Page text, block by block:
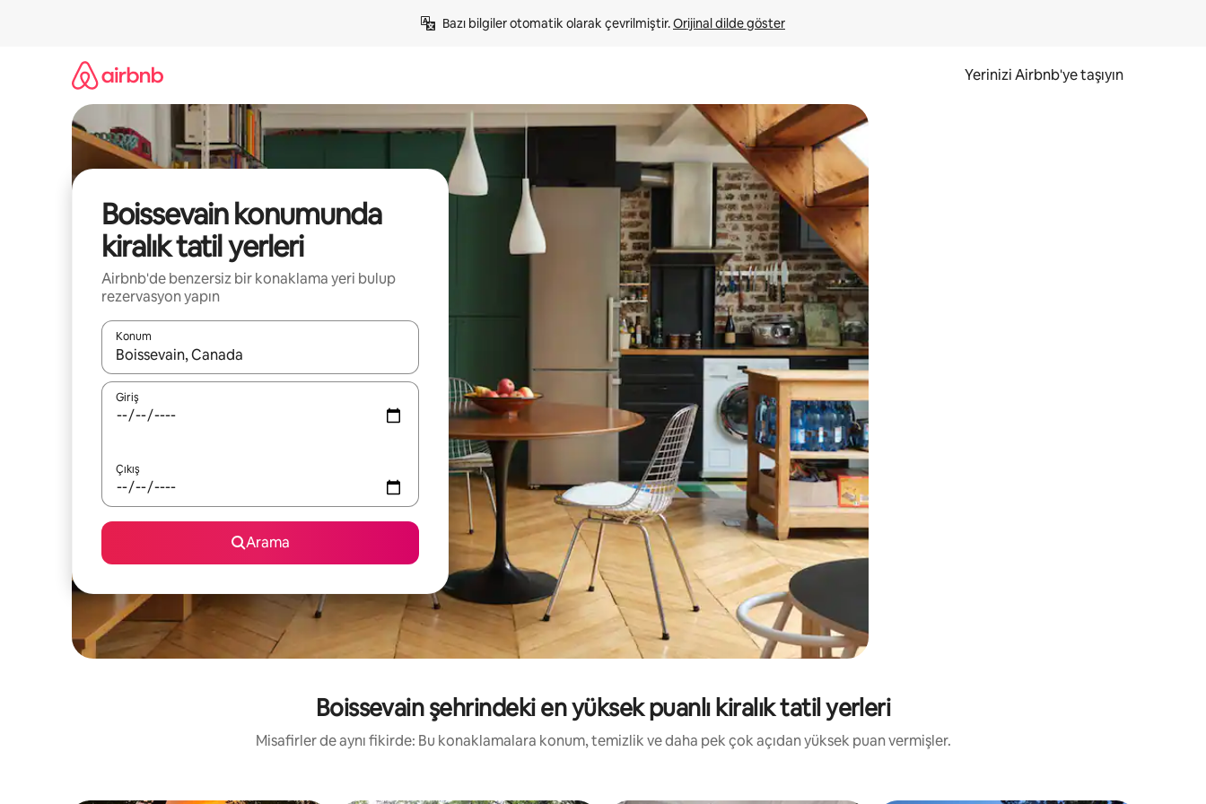
Bazı bilgiler otomatik olarak çevrilmiştir. Orijinal dilde göster
Yerinizi Airbnb'ye taşıyın
Boissevain konumunda
kiralık tatil yerleri
Airbnb'de benzersiz bir konaklama yeri bulup
rezervasyon yapın
Konum
Sonuçlar kullanılabilir olduğunda yukarı ve aşağı oklarıyla gezinin veya dokunarak ya da kaydırma hareketleriyle keşfedin.
Giriş
Çıkış
Arama
Boissevain şehrindeki en yüksek puanlı kiralık tatil yerleri
Misafirler de aynı fikirde: Bu konaklamalara konum, temizlik ve daha pek çok açıdan yüksek puan vermişler.